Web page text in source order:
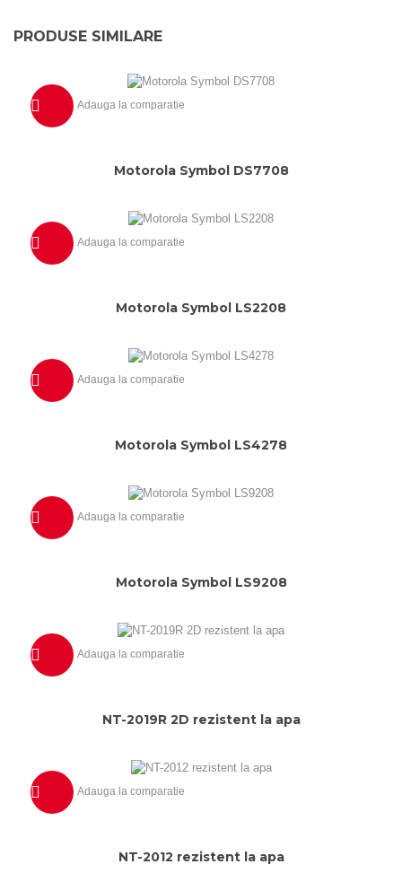
PRODUSE SIMILARE
Adauga la comparatie
Motorola Symbol DS7708
Adauga la comparatie
Motorola Symbol LS2208
Adauga la comparatie
Motorola Symbol LS4278
Adauga la comparatie
Motorola Symbol LS9208
Adauga la comparatie
NT-2019R 2D rezistent la apa
Adauga la comparatie
NT-2012 rezistent la apa